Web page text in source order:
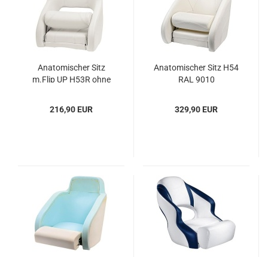
Ana­to­mi­scher Sitz
m.Flip UP H53R ohne
216,90 EUR
Ana­to­mi­scher Sitz H54
RAL 9010
329,90 EUR